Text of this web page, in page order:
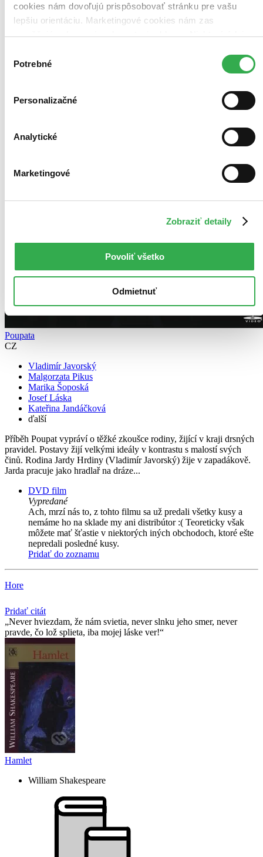
cookies nám dovoľujú prispôsobovať stránku pre vašu
lepšiu orientáciu. Marketingové cookies nám zas
umožňujú zobrazenie relevantnej reklamy. Niektoré údaje
keby sme mohli používať všetky tieto cookies. Ďakujeme!
súhlasu
Potrebné
Personalizačné
Analytické
Marketingové
Zobraziť detaily
Povoliť všetko
Odmietnuť
Poupata
CZ
Vladimír Javorský
Malgorzata Pikus
Marika Šoposká
Josef Láska
Kateřina Jandáčková
ďalší
Příběh Poupat vypráví o těžké zkoušce rodiny, žijící v kraji drsných
pravidel. Postavy žijí velkými ideály v kontrastu s malostí svých
činů. Rodina Jardy Hrdiny (Vladimír Javorský) žije v zapadákově.
Jarda pracuje jako hradlař na dráze...
DVD film
Vypredané
Ach, mrzí nás to, z tohto filmu sa už predali všetky kusy a
nemáme ho na sklade my ani distribútor :( Teoreticky však
môžete mať šťastie v niektorých iných obchodoch, ktoré ešte
nepredali posledné kusy.
Pridať do zoznamu
Hore
Pridať citát
Never hviezdam, že nám svietia, never slnku jeho smer, never
pravde, čo lož splieta, iba mojej láske ver!
Hamlet
William Shakespeare